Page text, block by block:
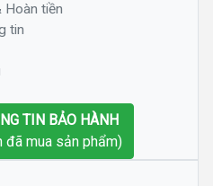
Hoàn tiền
tin
TIN BẢO HÀNH
đã mua sản phẩm)